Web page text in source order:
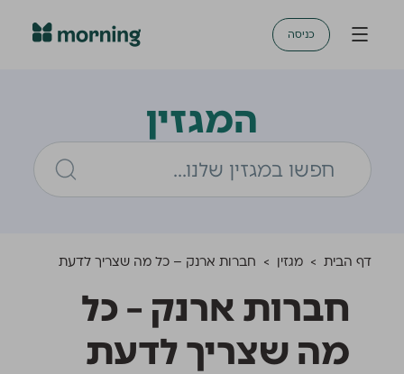
כניסה
המגזין
דף הבית > מגזין > חברות ארנק – כל מה שצריך לדעת
חברות ארנק – כל
מה שצריך לדעת